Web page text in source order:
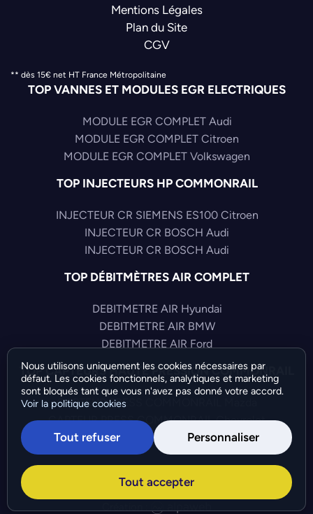
Mentions Légales
Plan du Site
CGV
** dès 15€ net HT France Métropolitaine
TOP VANNES ET MODULES EGR ELECTRIQUES
MODULE EGR COMPLET Audi
MODULE EGR COMPLET Citroen
MODULE EGR COMPLET Volkswagen
TOP INJECTEURS HP COMMONRAIL
INJECTEUR CR SIEMENS ES100 Citroen
INJECTEUR CR BOSCH Audi
INJECTEUR CR BOSCH Audi
TOP DÉBITMÈTRES AIR COMPLET
DEBITMETRE AIR Hyundai
DEBITMETRE AIR BMW
DEBITMETRE AIR Ford
TOP CAPTEURS HAUTE PRESSION COMMONRAIL
CAPTEUR PRESS COMMONRAIL Mazda
CAPTEUR PRESS COMMONRAIL Chevrolet
CAPTEUR PRESS COMMONRAIL Fiat
©Bresch SAS - Copyright 2026 - Tous droits réservés -
Préférences de cookies-Gérer mes cookies
Nous utilisons uniquement les cookies nécessaires par
défaut. Les cookies fonctionnels, analytiques et marketing
sont bloqués tant que vous n'avez pas donné votre accord.
Voir la politique cookies
Tout refuser Personnaliser
Tout accepter